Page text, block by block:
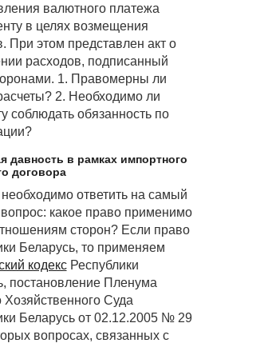
валютного платежа
в целях возмещения
При этом представлен акт о
расходов, подписанный
1. Правомерны ли
2. Необходимо ли
соблюдать обязанность по
давность в рамках импортного
договора
ответить на самый
какое право применимо
сторон? Если право
Беларусь, то применяем
кодексРеспублики
постановление Пленума
Суда
Беларусь от 02.12.2005 № 29
вопросах, связанных с